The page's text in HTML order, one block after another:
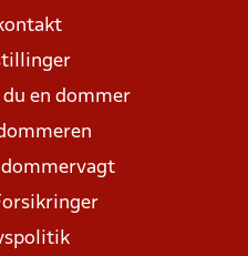
en dommer